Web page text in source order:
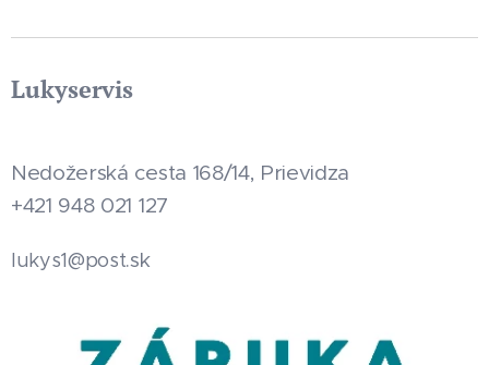
Lukyservis
Nedožerská cesta 168/14, Prievidza
+421 948 021 127
lukys1@post.sk